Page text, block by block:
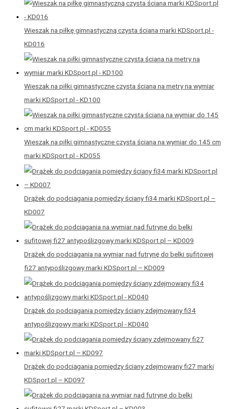
Wieszak na piłkę gimnastyczną czysta ściana marki KDSport.pl -
KD016
Wieszak na piłki gimnastyczne czysta ściana na metry na wymiar
marki KDSport.pl - KD100
Wieszak na piłki gimnastyczne czysta ściana na wymiar do 145 cm
marki KDSport.pl - KD055
Drążek do podciągania pomiędzy ściany fi34 marki KDSport.pl –
KD007
Drążek do podciągania na wymiar nad futrynę do belki sufitowej
fi27 antypoślizgowy marki KDSport.pl – KD009
Drążek do podciągania pomiędzy ściany zdejmowany fi34
antypoślizgowy marki KDSport.pl - KD040
Drążek do podciągania pomiędzy ściany zdejmowany fi27 marki
KDSport.pl – KD097